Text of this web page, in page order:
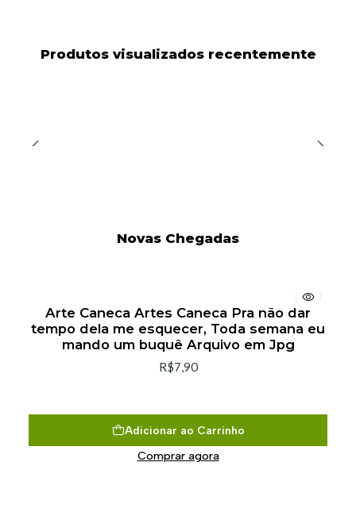
Produtos visualizados recentemente
Novas Chegadas
Arte Caneca Artes Caneca Pra não dar
tempo dela me esquecer, Toda semana eu
mando um buquê Arquivo em Jpg
R$7,90
Adicionar ao Carrinho
Comprar agora